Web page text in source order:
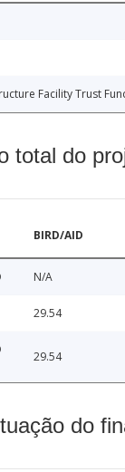
Facility Trust
total do
BIRD/AID
N/A
29.54
29.54
do